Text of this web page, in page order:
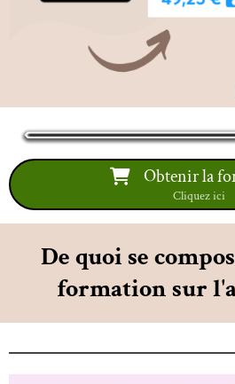
Obtenir la
Cliquez ici
De quoi se
formation sur